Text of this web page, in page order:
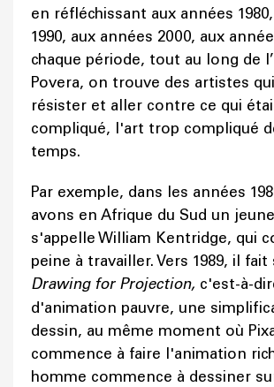
en réfléchissant aux années
1990, aux années 2000, aux
chaque période, tout au long de
Povera, on trouve des artistes
résister et aller contre ce qui
compliqué, l'art trop compliqué
temps.
Par exemple, dans les années
avons en Afrique du Sud un
s'appelle William Kentridge, qui
peine à travailler. Vers 1989, il
Drawing for Projection, c'est-à-
d'animation pauvre, une
dessin, au même moment où
commence à faire l'animation
homme commence à dessiner